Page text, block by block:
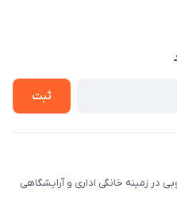
ثبت
زمینه خانگی اداری و آرایشگاهی